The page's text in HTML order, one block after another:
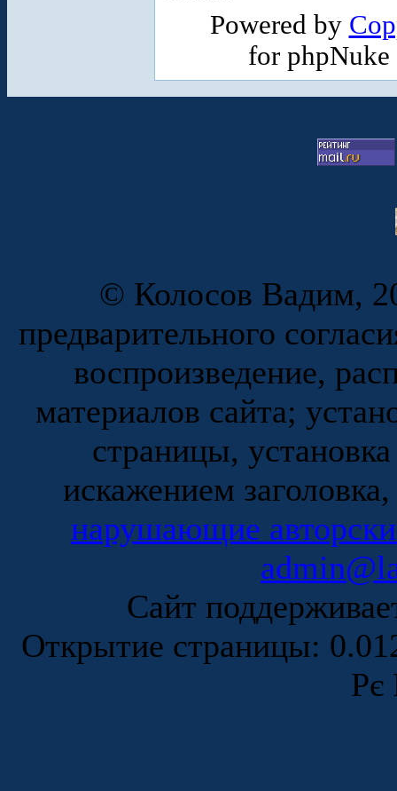
Powered by
for
© Колосов Вадим,
предварительного
воспроизведение,
материалов сайта;
страницы,
искажением
нарушающие
Сайт
Открытие страницы:
Рє